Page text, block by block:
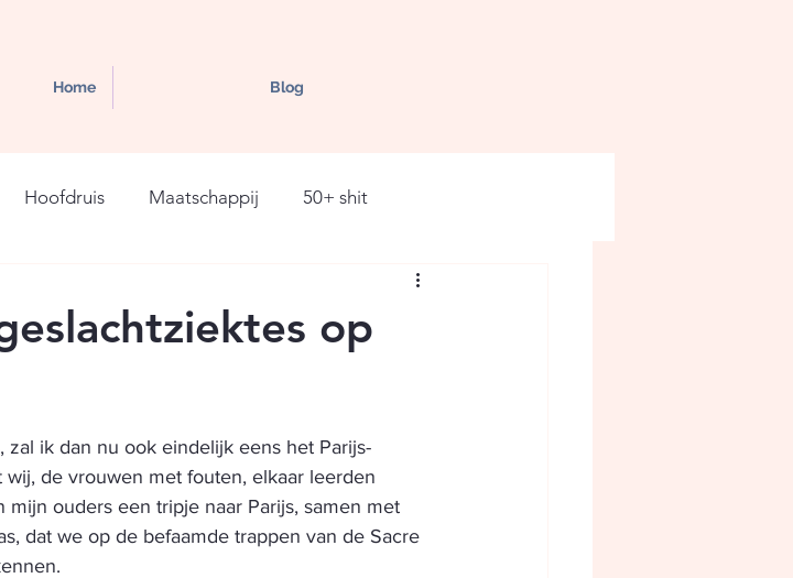
Home Blog
Hoofdruis Maatschappij 50+ shit
op
, zal ik dan nu ook eindelijk eens het Parijs-
de vrouwen met fouten, elkaar leerden
ouders een tripje naar Parijs, samen met
dat we op de befaamde trappen van de Sacre